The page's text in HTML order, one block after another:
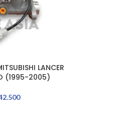
LANCER
(1995-2005)